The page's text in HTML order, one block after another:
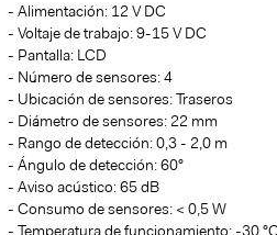
- Alimentación: 12 V DC
- Voltaje de trabajo: 9-15 V DC
- Pantalla: LCD
- Número de sensores: 4
- Ubicación de sensores: Traseros
- Diámetro de sensores: 22 mm
- Rango de detección: 0,3 - 2,0 m
- Ángulo de detección: 60°
- Aviso acústico: 65 dB
- Consumo de sensores: < 0,5 W
- Temperatura de funcionamiento: -30